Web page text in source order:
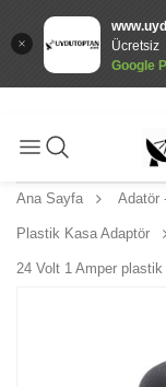
Ücretsiz
Google
Ana Sayfa Adatör
Plastik Kasa Adaptör
24 Volt 1 Amper